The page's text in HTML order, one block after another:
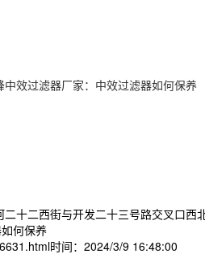
中效过滤器厂家：中效过滤器如何保养
十二西街与开发二十三号路交叉口西
何保养
时间：2024/3/9 16:48:00